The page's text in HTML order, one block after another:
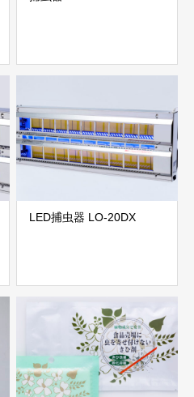
LED捕虫器 LO-20DX